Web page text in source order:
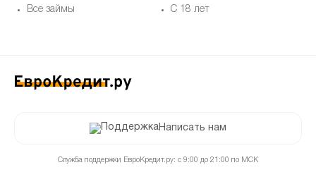
Все займы С 18 лет
Написать нам
Служба поддержки ЕвроКредит.ру: с 9:00 до 21:00 по МСК